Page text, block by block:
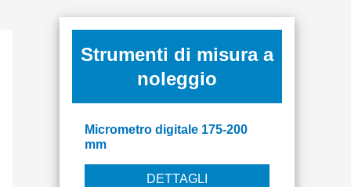
Strumenti di misura a
noleggio
Micrometro digitale 175-200
mm
DETTAGLI